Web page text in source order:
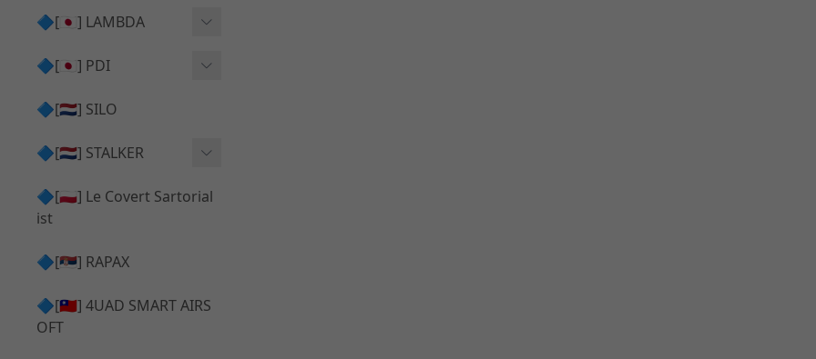
MAXX
SILVERBACK SRS
TAC-41 👁️‍🗨️ 外觀 ⧸ 色彩
MDR-X 🟦 主體 ⧸ 彈匣
✅ 通用 ⧸ 精品
MDR-X 🔄 原廠 ⧸ 零件
TAC-41 🔄 原廠 ⧸ 零件
Mk23 ⧸ SSX23
SRS ⧸ HTI ⧸ TAC-41
🔷[🇯🇵] LAMBDA
Lambda 05 GBB 精密內管
Lambda 03 AEG 精密內管
Lambda 05 AEG 精密內管
🔷[🇯🇵] PDI
01 精密內管
05 精密內管
08 精密內管
🔷[🇳🇱] SILO
🔷[🇳🇱] STALKER
Action Army AAP01 升級
套件
HOP膠皮 ⧸ 下壓塊
件
🔷[🇵🇱] Le Covert Sartorial
ist
🔷[🇷🇸] RAPAX
🔷[🇹🇼] 4UAD SMART AIRS
OFT